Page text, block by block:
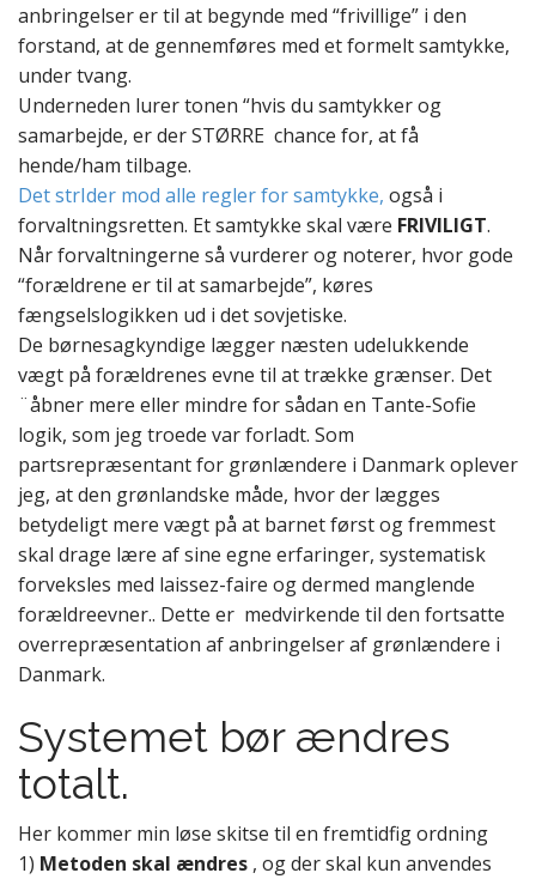
anbringelser er til at begynde med “frivillige” i den
forstand, at de gennemføres med et formelt samtykke,
under tvang.
Underneden lurer tonen “hvis du samtykker og
samarbejde, er der STØRRE chance for, at få
hende/ham tilbage.
Det strIder mod alle regler for samtykke, også i
forvaltningsretten. Et samtykke skal være FRIVILIGT.
Når forvaltningerne så vurderer og noterer, hvor gode
“forældrene er til at samarbejde”, køres
fængselslogikken ud i det sovjetiske.
De børnesagkyndige lægger næsten udelukkende
vægt på forældrenes evne til at trække grænser. Det
¨åbner mere eller mindre for sådan en Tante-Sofie
logik, som jeg troede var forladt. Som
partsrepræsentant for grønlændere i Danmark oplever
jeg, at den grønlandske måde, hvor der lægges
betydeligt mere vægt på at barnet først og fremmest
skal drage lære af sine egne erfaringer, systematisk
forveksles med laissez-faire og dermed manglende
forældreevner.. Dette er medvirkende til den fortsatte
overrepræsentation af anbringelser af grønlændere i
Danmark.
Systemet bør ændres
totalt.
Her kommer min løse skitse til en fremtidfig ordning
1) Metoden skal ændres , og der skal kun anvendes